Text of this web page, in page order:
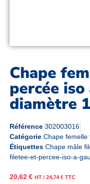
Chape
percée iso
diamètre
Référence 302003016
Catégorie Chape femelle
Étiquettes Chape mâle
filetee-et-percee-iso-a-
20,62 € HT / 24,74 € TTC